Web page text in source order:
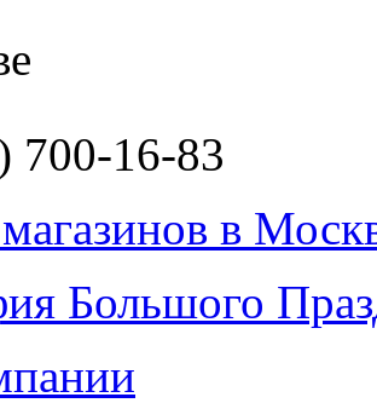
700-16-83
в
Большого